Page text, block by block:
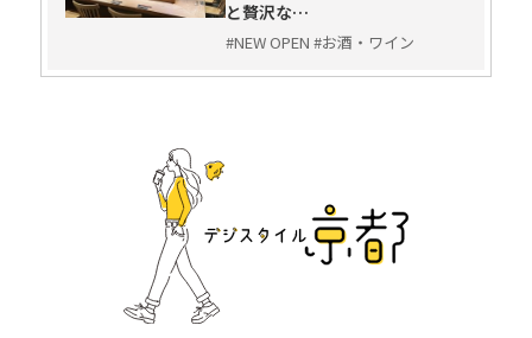
と贅沢な…
#NEW OPEN #お酒・ワイン